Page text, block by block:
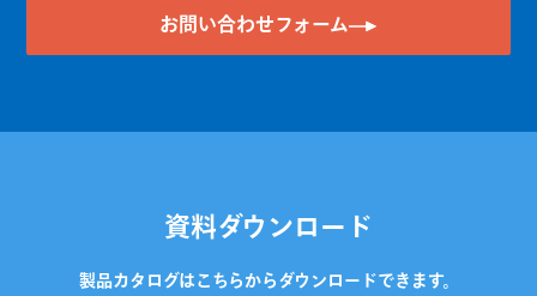
お問い合わせフォーム
資料ダウンロード
製品カタログはこちらからダウンロードできます。